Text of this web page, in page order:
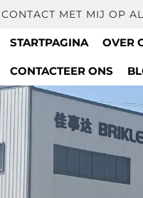
MET MIJ OP
STARTPAGINA OVER
CONTACTEER ONS